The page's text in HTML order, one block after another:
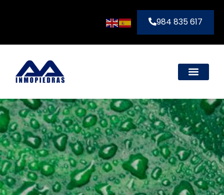
984 835 617